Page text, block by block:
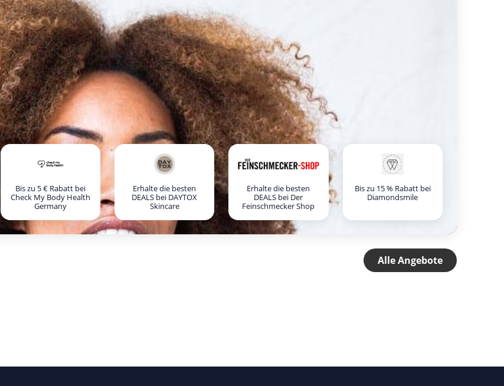
Bis zu 5 € Rabatt bei
Check My Body Health
Germany
Erhalte die besten
DEALS bei DAYTOX
Skincare
Erhalte die besten
DEALS bei Der
Feinschmecker Shop
Bis zu 15 % Rabatt bei
Diamondsmile
Alle Angebote